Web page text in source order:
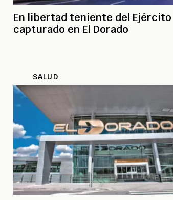
En libertad teniente del Ejército
capturado en El Dorado
SALUD